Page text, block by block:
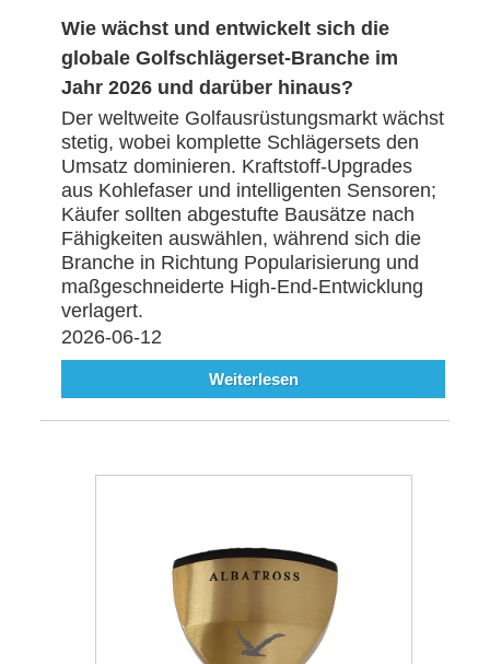
Wie wächst und entwickelt sich die
globale Golfschlägerset-Branche im
Jahr 2026 und darüber hinaus?
Der weltweite Golfausrüstungsmarkt wächst
stetig, wobei komplette Schlägersets den
Umsatz dominieren. Kraftstoff-Upgrades
aus Kohlefaser und intelligenten Sensoren;
Käufer sollten abgestufte Bausätze nach
Fähigkeiten auswählen, während sich die
Branche in Richtung Popularisierung und
maßgeschneiderte High-End-Entwicklung
verlagert.
2026-06-12
Weiterlesen